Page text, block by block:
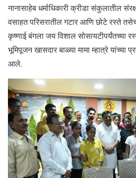
नानासाहेब धर्माधिकारी क्रीडा संकुलातील
वसाहत परिसरातील गटार आणि छोटे रस्ते
कृष्णाई बंगला जय विशाल सोसायटीपर्यंतच्या
भूमिपूजन खासदार बाळ्या मामा म्हात्रे यांच्या
आले.